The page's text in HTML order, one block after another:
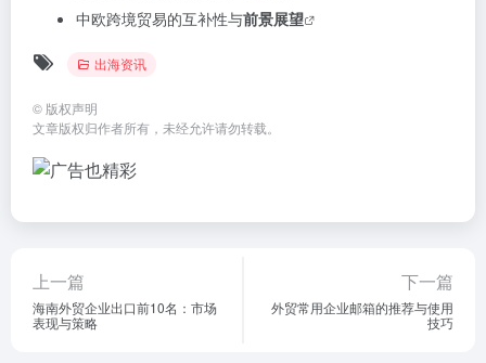
中欧跨境贸易的互补性与前景展望
出海资讯
© 版权声明
文章版权归作者所有，未经允许请勿转载。
上一篇
海南外贸企业出口前10名：市场
表现与策略
下一篇
外贸常用企业邮箱的推荐与使用
技巧